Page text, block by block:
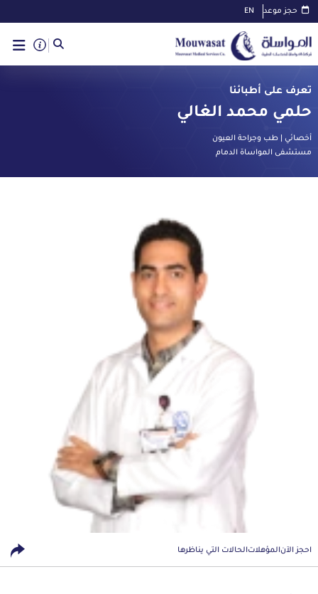
حجز موعد EN
تعرف على أطبائنا
حلمي محمد الغالي
أخصائي | طب وجراحة العيون
مستشفى المواساة الدمام
احجز الآنالمؤهلاتالحالات التي يناظرها